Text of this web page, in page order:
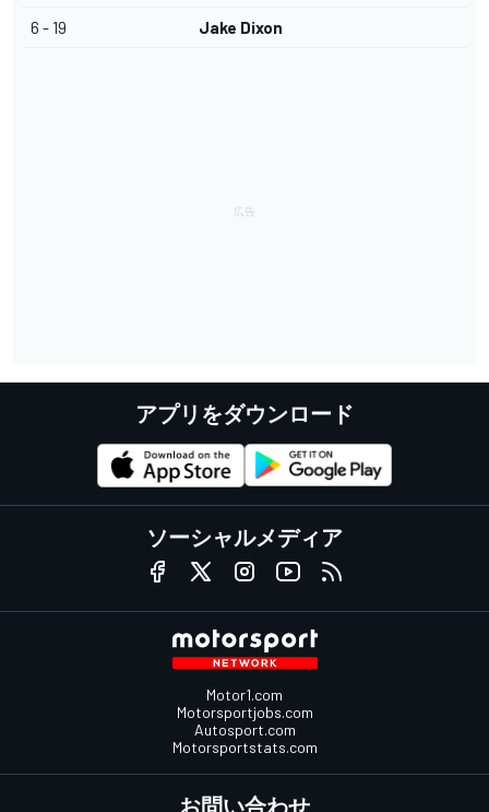
6 - 19 Jake Dixon
アプリをダウンロード
ソーシャルメディア
Motor1.com
Motorsportjobs.com
Autosport.com
Motorsportstats.com
お問い合わせ